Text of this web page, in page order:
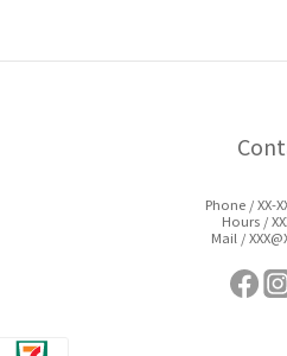
Phone / XX-
Hours /
Mail /